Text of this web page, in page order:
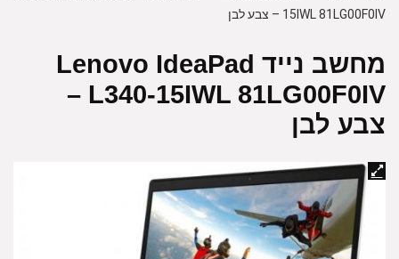
15IWL 81LG00F0IV – צבע לבן
מחשב נייד Lenovo IdeaPad
L340-15IWL 81LG00F0IV –
צבע לבן